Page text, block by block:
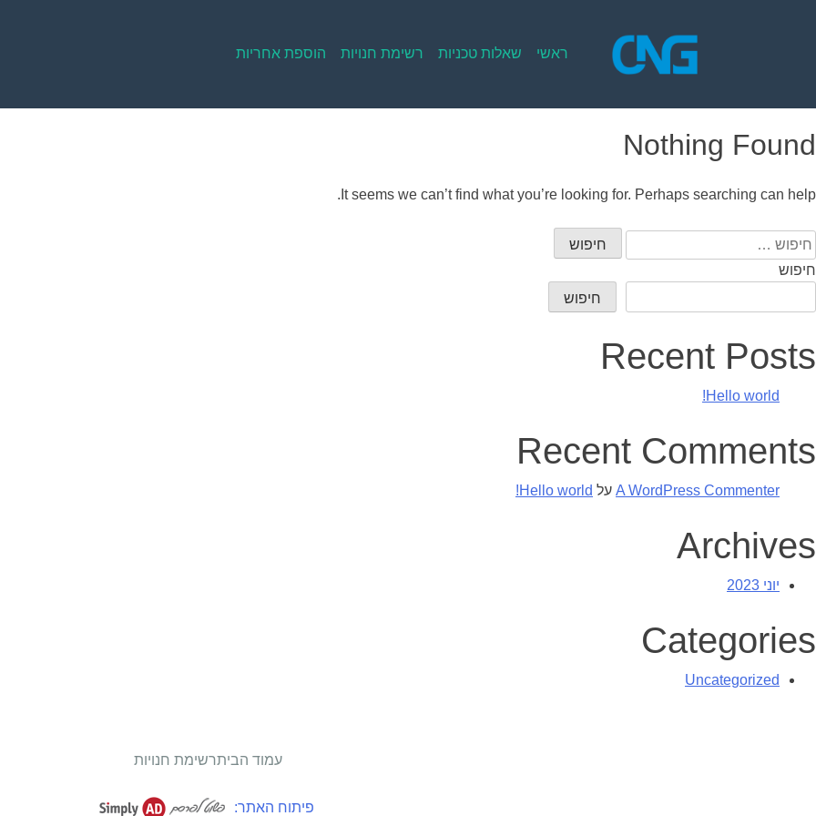
ראשי שאלות טכניות רשימת חנויות הוספת אחריות
Nothing Found
It seems we can’t find what you’re looking for. Perhaps searching can help.
חיפוש:
חיפוש
חיפוש
Recent Posts
Hello world!
Recent Comments
A WordPress Commenter על Hello world!
Archives
יוני 2023
Categories
Uncategorized
עמוד הביתרשימת חנויות
פיתוח האתר: